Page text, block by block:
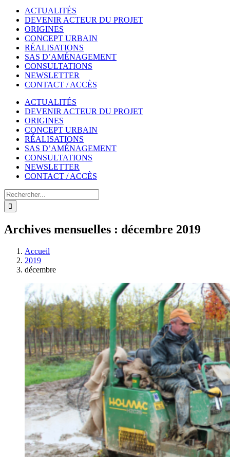
ACTUALITÉS
DEVENIR ACTEUR DU PROJET
ORIGINES
CONCEPT URBAIN
RÉALISATIONS
SAS D’AMÉNAGEMENT
CONSULTATIONS
NEWSLETTER
CONTACT / ACCÈS
ACTUALITÉS
DEVENIR ACTEUR DU PROJET
ORIGINES
CONCEPT URBAIN
RÉALISATIONS
SAS D’AMÉNAGEMENT
CONSULTATIONS
NEWSLETTER
CONTACT / ACCÈS
Rechercher
Archives mensuelles : décembre 2019
Accueil
2019
décembre